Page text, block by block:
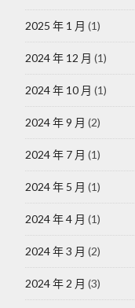
2025 年 1 月 (1)
2024 年 12 月 (1)
2024 年 10 月 (1)
2024 年 9 月 (2)
2024 年 7 月 (1)
2024 年 5 月 (1)
2024 年 4 月 (1)
2024 年 3 月 (2)
2024 年 2 月 (3)